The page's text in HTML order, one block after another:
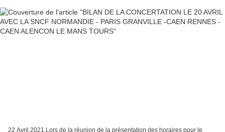
22 Avril 2021 Lors de la réunion de la présentation des horaires pour le